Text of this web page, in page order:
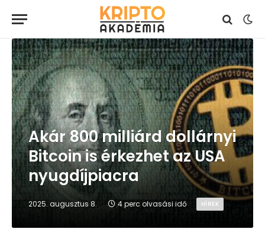
Akár 800 milliárd dollárnyi
Bitcoin is érkezhet az USA
nyugdíjpiacra
2025. augusztus 8. 4 perc olvasási idő HÍREK